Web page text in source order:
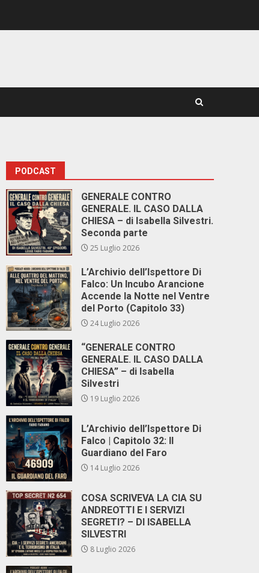
PODCAST
GENERALE CONTRO
GENERALE. IL CASO DALLA
CHIESA – di Isabella Silvestri.
Seconda parte
25 Luglio 2026
L’Archivio dell’Ispettore Di
Falco: Un Incubo Arancione
Accende la Notte nel Ventre
del Porto (Capitolo 33)
24 Luglio 2026
“GENERALE CONTRO
GENERALE. IL CASO DALLA
CHIESA” – di Isabella
Silvestri
19 Luglio 2026
L’Archivio dell’Ispettore Di
Falco | Capitolo 32: Il
Guardiano del Faro
14 Luglio 2026
COSA SCRIVEVA LA CIA SU
ANDREOTTI E I SERVIZI
SEGRETI? – DI ISABELLA
SILVESTRI
8 Luglio 2026